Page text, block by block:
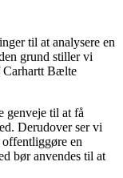
til at analysere en
grund stiller vi
Carhartt Bælte
genveje til at få
Derudover ser vi
en
bør anvendes til at